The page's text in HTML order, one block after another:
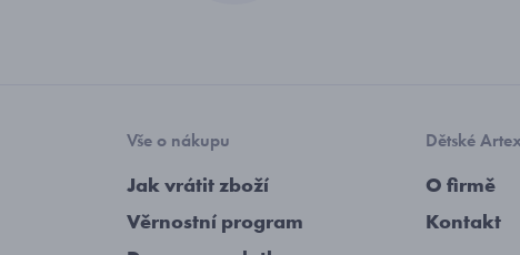
Vše o nákupu
Jak vrátit zboží
Věrnostní program
Dětské
O firmě
Kontakt